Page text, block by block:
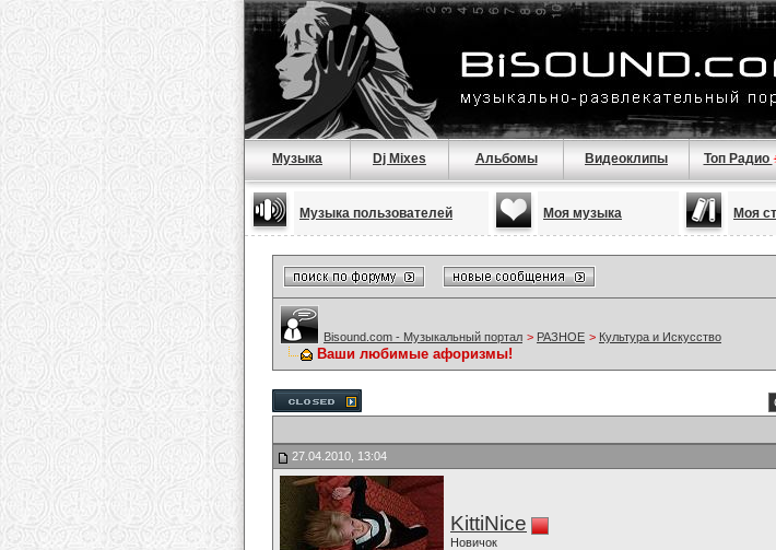
Музыка Dj Mixes Альбомы Видеоклипы Топ Радио
Музыка пользователей Моя музыка Моя
Bisound.com - Музыкальный портал > РАЗНОЕ > Культура и Искусство
Ваши любимые афоризмы!
27.04.2010, 13:04
KittiNice
Новичок